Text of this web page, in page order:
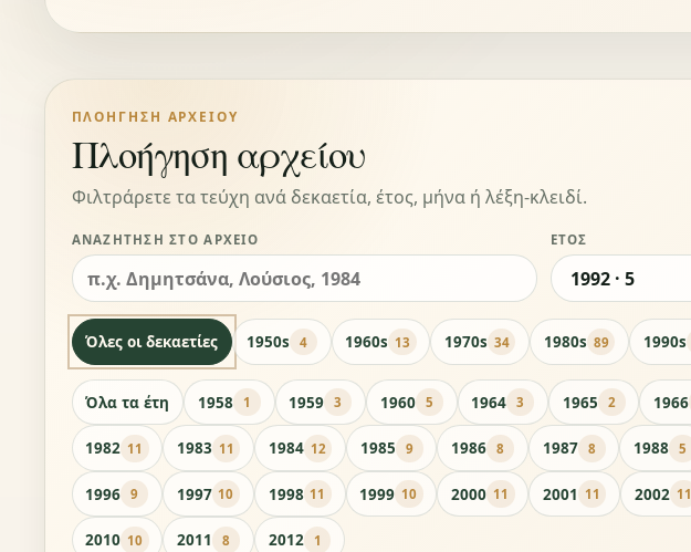
ΠΛΟΉΓΗΣΗ ΑΡΧΕΊΟΥ
Πλοήγηση αρχείου
Φιλτράρετε τα τεύχη ανά δεκαετία, έτος, μήνα ή λέξη-κλειδί.
ΑΝΑΖΉΤΗΣΗ ΣΤΟ ΑΡΧΕΊΟ ΈΤΟΣ
Όλες οι δεκαετίες 1950s 4 1960s 13 1970s 34 1980s 89 1990s
Όλα τα έτη 1958 1 1959 3 1960 5 1964 3 1965 2 1966
1982 11 1983 11 1984 12 1985 9 1986 8 1987 8 1988 5
1996 9 1997 10 1998 11 1999 10 2000 11 2001 11 2002 11
2010 10 2011 8 2012 1